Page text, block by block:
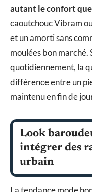
autant le confort
caoutchouc Vibram
et un amorti sans
moulées bon marché.
quotidiennement, la
différence entre un
maintenu en fin de
Look
intégrer des
urbain